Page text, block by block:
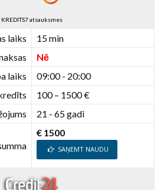
KREDITS7 atsauksmes
laiks
15 min
Nē
laiks
09:00 - 20:00
100 – 1500 €
21 - 65 gadi
€ 1500
SAŅEMT NAUDU